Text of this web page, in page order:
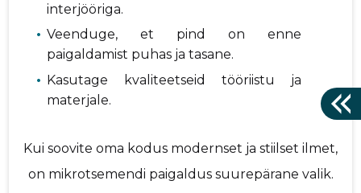
interjööriga.
Veenduge, et pind on enne
paigaldamist puhas ja tasane.
Kasutage kvaliteetseid tööriistu ja
materjale.
Kui soovite oma kodus modernset ja stiilset ilmet,
on mikrotsemendi paigaldus suurepärane valik.